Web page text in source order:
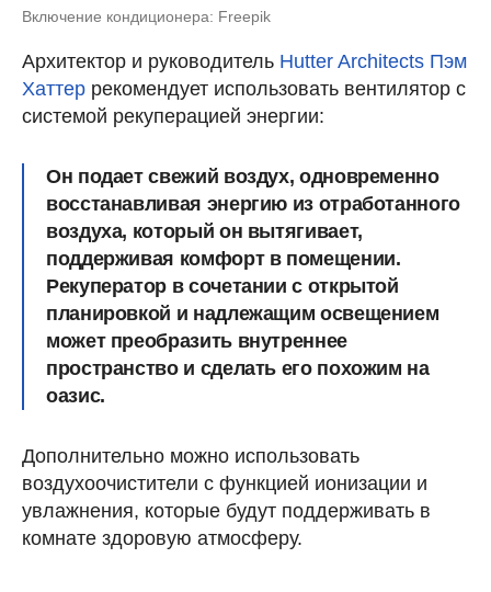
Включение кондиционера: Freepik
Архитектор и руководитель Hutter Architects Пэм
Хаттер рекомендует использовать вентилятор с
системой рекуперацией энергии:
Он подает свежий воздух, одновременно
восстанавливая энергию из отработанного
воздуха, который он вытягивает,
поддерживая комфорт в помещении.
Рекуператор в сочетании с открытой
планировкой и надлежащим освещением
может преобразить внутреннее
пространство и сделать его похожим на
оазис.
Дополнительно можно использовать
воздухоочистители с функцией ионизации и
увлажнения, которые будут поддерживать в
комнате здоровую атмосферу.